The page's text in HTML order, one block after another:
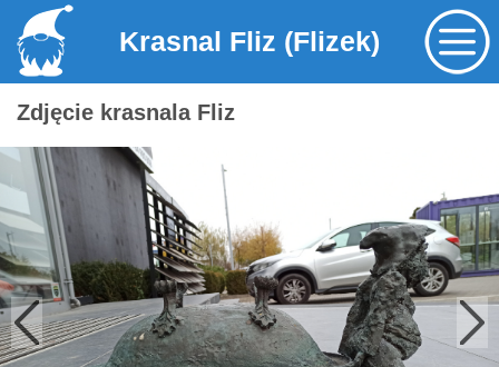
Krasnal Fliz (Flizek)
Zdjęcie krasnala Fliz